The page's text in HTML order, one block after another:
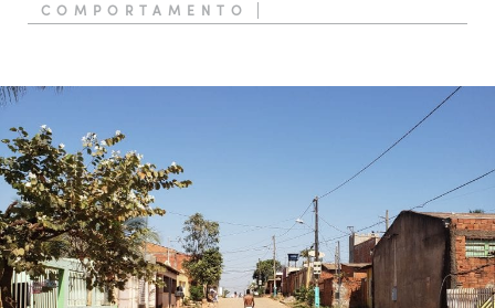
COMPORTAMENTO